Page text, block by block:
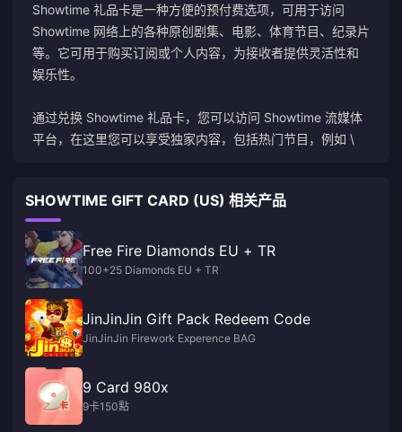
Showtime 礼品卡是一种方便的预付费选项，可用于访问
Showtime 网络上的各种原创剧集、电影、体育节目、纪录片
等。它可用于购买订阅或个人内容，为接收者提供灵活性和
娱乐性。
通过兑换 Showtime 礼品卡，您可以访问 Showtime 流媒体
平台，在这里您可以享受独家内容，包括热门节目，例如 \
SHOWTIME GIFT CARD (US) 相关产品
Free Fire Diamonds EU + TR
100+25 Diamonds EU + TR
JinJinJin Gift Pack Redeem Code
JinJinJin Firework Experence BAG
9 Card 980x
9卡150點